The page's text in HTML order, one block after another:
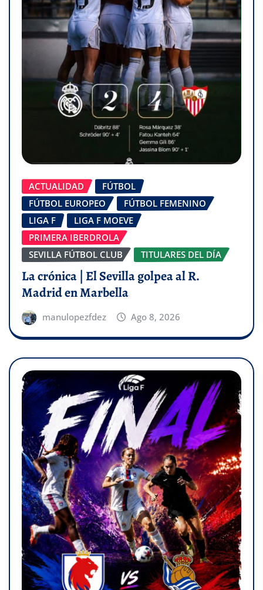
ACTUALIDAD
FÚTBOL
FÚTBOL EUROPEO
FÚTBOL FEMENINO
LIGA F
LIGA F MOEVE
PRIMERA IBERDROLA
SEVILLA FÚTBOL CLUB
TITULARES DEL DÍA
La crónica | El Sevilla golpea al R.
Madrid en Marbella
manulopezfdez Ago 8, 2026